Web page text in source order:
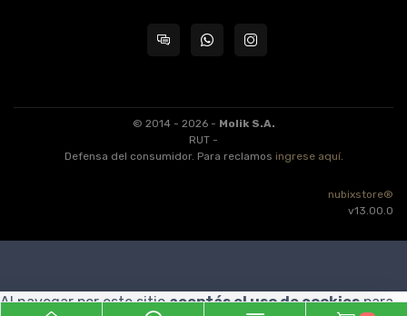
© 2014 - 2026 - Molik S.A.
RUT -
Defensa del consumidor. Para reclamos ingrese aquí.
nubixstore®
v13.00.0
Al navegar por este sitioaceptás el uso de cookiespara